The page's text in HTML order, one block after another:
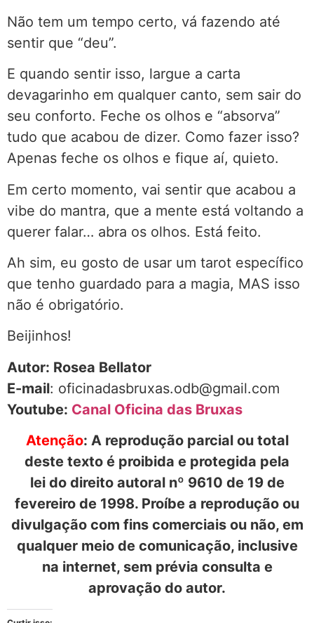
Não tem um tempo certo, vá fazendo até
sentir que “deu”.
E quando sentir isso, largue a carta
devagarinho em qualquer canto, sem sair do
seu conforto. Feche os olhos e “absorva”
tudo que acabou de dizer. Como fazer isso?
Apenas feche os olhos e fique aí, quieto.
Em certo momento, vai sentir que acabou a
vibe do mantra, que a mente está voltando a
querer falar… abra os olhos. Está feito.
Ah sim, eu gosto de usar um tarot específico
que tenho guardado para a magia, MAS isso
não é obrigatório.
Beijinhos!
Autor: Rosea Bellator
E-mail: oficinadasbruxas.odb@gmail.com
Youtube: Canal Oficina das Bruxas
Atenção: A reprodução parcial ou total
deste texto é proibida e protegida pela
lei do direito autoral nº 9610 de 19 de
fevereiro de 1998. Proíbe a reprodução ou
divulgação com fins comerciais ou não, em
qualquer meio de comunicação, inclusive
na internet, sem prévia consulta e
aprovação do autor.